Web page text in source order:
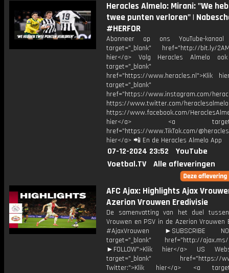
Heracles Almelo: Mirani: "We
twee punten verloren" |
#HERFOR
Abonneer op ons YouTube-
target="_blank" href="http://bit.ly/
hier</a> Volg Heracles Almelo
target="_blank"
href="https://www.heracles.nl">Klik
target="_blank"
href="https://www.instagram.com/
https://www.twitter.com/heraclesalmelo
https://www.facebook.com/
hier</a> <a
href="https://www.TikTok.com/
hier</a> 📲 En de Heracles Almelo App
07-12-2024 23:52
YouTube
Voetbal.TV
Alle afleveringen
AFC Ajax: Highlights Ajax
Azerion Vrouwen Eredivisie
De samenvatting van het duel
Vrouwen en PSV in de Azerion Vrouwen
#AjaxVrouwen ►SUBSCRIBE
target="_blank" href="http://ajax.ms/
►FOLLOW">Klik hier</a> US
target="_blank" href="https://
Twitter:">Klik hier</a> <a